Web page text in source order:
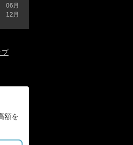
06月
12月
プ
額を